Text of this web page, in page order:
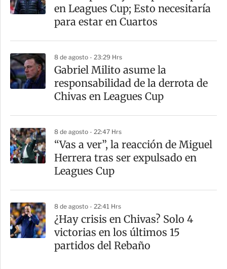
en Leagues Cup; Esto necesitaría
para estar en Cuartos
8 de agosto - 23:29 Hrs
Gabriel Milito asume la
responsabilidad de la derrota de
Chivas en Leagues Cup
8 de agosto - 22:47 Hrs
“Vas a ver”, la reacción de Miguel
Herrera tras ser expulsado en
Leagues Cup
8 de agosto - 22:41 Hrs
¿Hay crisis en Chivas? Solo 4
victorias en los últimos 15
partidos del Rebaño